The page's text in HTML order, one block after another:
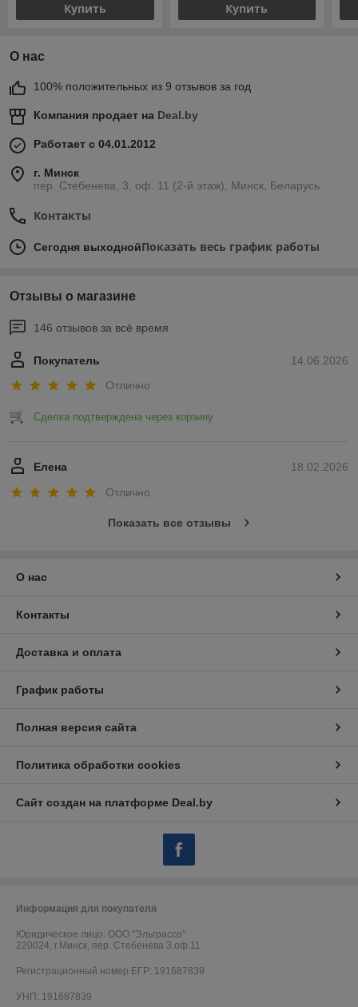
Купить Купить
О нас
100% положительных из 9 отзывов за год
Компания продает на Deal.by
Работает с 04.01.2012
г. Минск
пер. Стебенева, 3, оф. 11 (2-й этаж), Минск, Беларусь
Контакты
Сегодня выходнойПоказать весь график работы
Отзывы о магазине
146 отзывов за всё время
14.06.2026
Покупатель
Отлично
Сделка подтверждена через корзину
18.02.2026
Елена
Отлично
Показать все отзывы
О нас
Контакты
Доставка и оплата
График работы
Полная версия сайта
Политика обработки cookies
Сайт создан на платформе Deal.by
Информация для покупателя
Юридическое лицо: ООО "Эльграссо"
220024, г.Минск, пер. Стебенева 3 оф.11
Регистрационный номер ЕГР: 191687839
УНП: 191687839